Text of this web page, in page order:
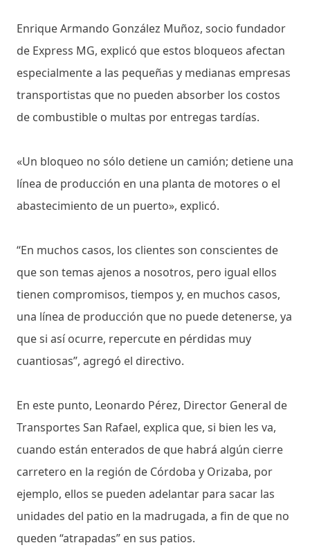
Enrique Armando González Muñoz, socio fundador
de Express MG, explicó que estos bloqueos afectan
especialmente a las pequeñas y medianas empresas
transportistas que no pueden absorber los costos
de combustible o multas por entregas tardías.
«Un bloqueo no sólo detiene un camión; detiene una
línea de producción en una planta de motores o el
abastecimiento de un puerto», explicó.
“En muchos casos, los clientes son conscientes de
que son temas ajenos a nosotros, pero igual ellos
tienen compromisos, tiempos y, en muchos casos,
una línea de producción que no puede detenerse, ya
que si así ocurre, repercute en pérdidas muy
cuantiosas”, agregó el directivo.
En este punto, Leonardo Pérez, Director General de
Transportes San Rafael, explica que, si bien les va,
cuando están enterados de que habrá algún cierre
carretero en la región de Córdoba y Orizaba, por
ejemplo, ellos se pueden adelantar para sacar las
unidades del patio en la madrugada, a fin de que no
queden “atrapadas” en sus patios.